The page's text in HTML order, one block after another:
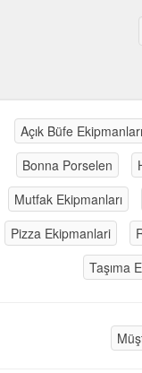
Açık Büfe Ekipmanları
Bonna Porselen
Mutfak Ekipmanları
Pizza Ekipmanlari
Taşıma